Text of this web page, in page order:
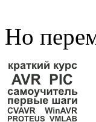
Но